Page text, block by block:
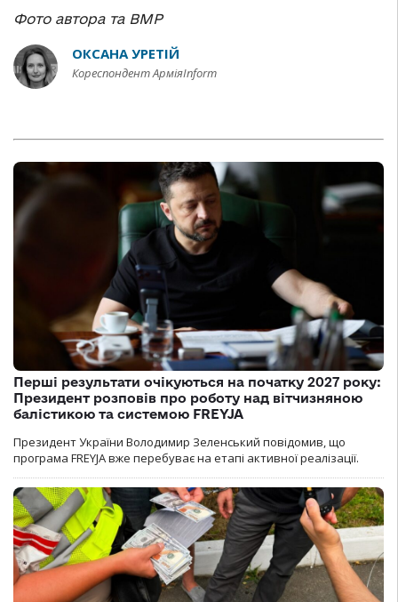
Фото автора та ВМР
ОКСАНА УРЕТІЙ
Кореспондент АрміяInform
Перші результати очікуються на початку 2027 року:
Президент розповів про роботу над вітчизняною
балістикою та системою FREYJA
Президент України Володимир Зеленський повідомив, що
програма FREYJA вже перебуває на етапі активної реалізації.